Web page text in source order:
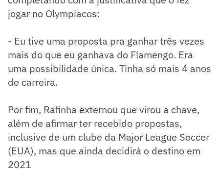
jogar no Olympiacos:
- Eu tive uma proposta pra ganhar três vezes
mais do que eu ganhava do Flamengo. Era
uma possibilidade única. Tinha só mais 4 anos
de carreira.
Por fim, Rafinha externou que virou a chave,
além de afirmar ter recebido propostas,
inclusive de um clube da Major League Soccer
(EUA), mas que ainda decidirá o destino em
2021